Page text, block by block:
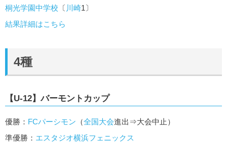
桐光学園中学校 〔 川崎1〕
結果詳細はこちら
4種
【U-12】バーモントカップ
優勝： FCパーシモン （全国大会進出⇒大会中止）
準優勝： エスタジオ横浜フェニックス